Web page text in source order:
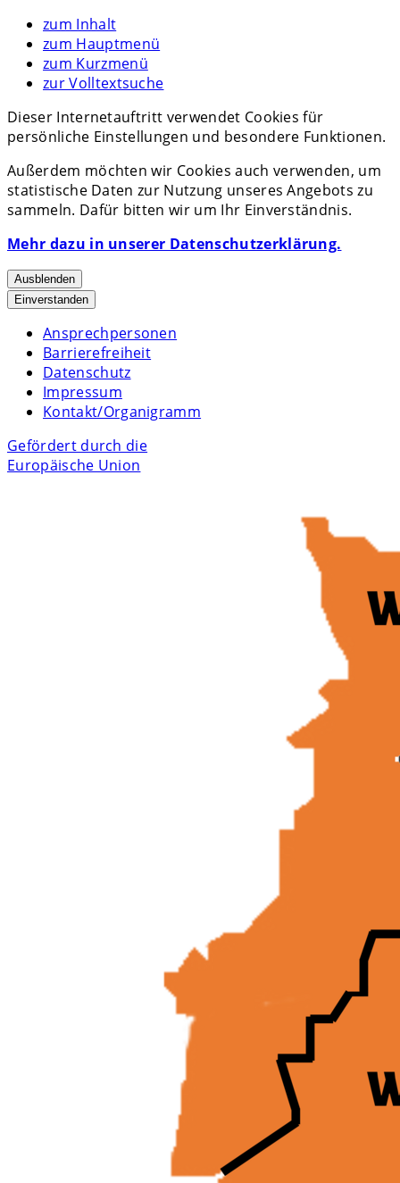
zum Inhalt
zum Hauptmenü
zum Kurzmenü
zur Volltextsuche
Dieser Internetauftritt verwendet Cookies für
persönliche Einstellungen und besondere Funktionen.
Außerdem möchten wir Cookies auch verwenden, um
statistische Daten zur Nutzung unseres Angebots zu
sammeln. Dafür bitten wir um Ihr Einverständnis.
Mehr dazu in unserer Datenschutzerklärung.
Ausblenden
Einverstanden
Ansprechpersonen
Barrierefreiheit
Datenschutz
Impressum
Kontakt/Organigramm
Gefördert durch die
Europäische Union